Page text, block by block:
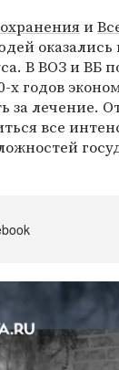
и
оказались
В ВОЗ и ВБ
годов
за лечение.
все